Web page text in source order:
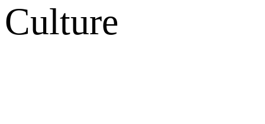
Culture